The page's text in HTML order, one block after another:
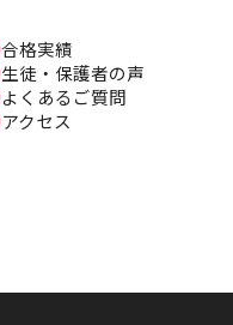
合格実績
生徒・保護者の声
よくあるご質問
アクセス